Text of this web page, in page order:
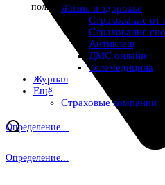
Определение...
Определение...
Жизнь и здоровье
Страхование от
Страхование
Антиклещ
ДМС онлайн
Телемедицина
Журнал
Ещё
Страховые компании
полис онлайн с надежной
недвижимость